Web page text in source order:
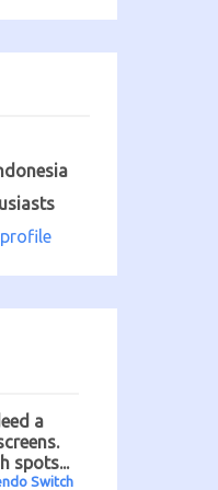
a
spots...
Switch